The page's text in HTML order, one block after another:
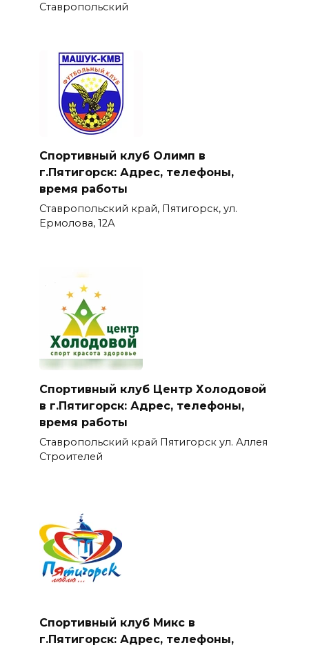
Ставропольский
Спортивный клуб Олимп в
г.Пятигорск: Адрес, телефоны,
время работы
Ставропольский край, Пятигорск, ул.
Ермолова, 12А
Спортивный клуб Центр Холодовой
в г.Пятигорск: Адрес, телефоны,
время работы
Ставропольский край Пятигорск ул. Аллея
Строителей
Спортивный клуб Микс в
г.Пятигорск: Адрес, телефоны,